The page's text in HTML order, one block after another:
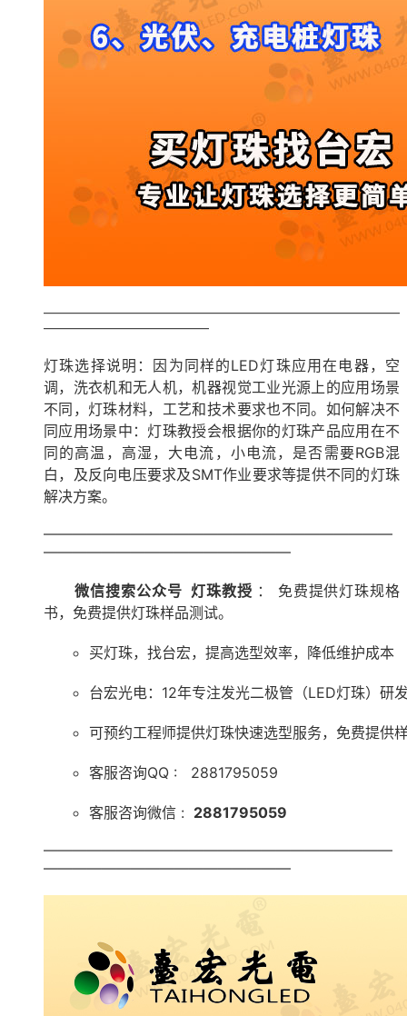
————————————————————————————
—————————————
灯珠选择说明：因为同样的LED灯珠应用在电器，空
调，洗衣机和无人机，机器视觉工业光源上的应用场景
不同，灯珠材料，工艺和技术要求也不同。如何解决不
同应用场景中：灯珠教授会根据你的灯珠产品应用在不
同的高温，高湿，大电流，小电流，是否需要RGB混
白，及反向电压要求及SMT作业要求等提供不同的灯珠
解决方案。
————————————————————————
—————————————————
微信搜索公众号 灯珠教授 ： 免费提供灯珠规格
书，免费提供灯珠样品测试。
买灯珠，找台宏，提高选型效率，降低维护成本
台宏光电：12年专注发光二极管（LED灯珠）研
可预约工程师提供灯珠快速选型服务，免费提供
客服咨询QQ : 2881795059
客服咨询微信 : 2881795059
————————————————————————
—————————————————